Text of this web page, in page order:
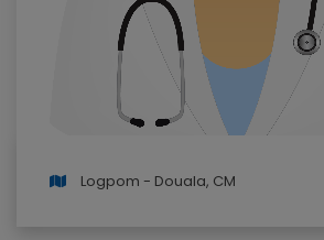
Logpom - Douala, CM